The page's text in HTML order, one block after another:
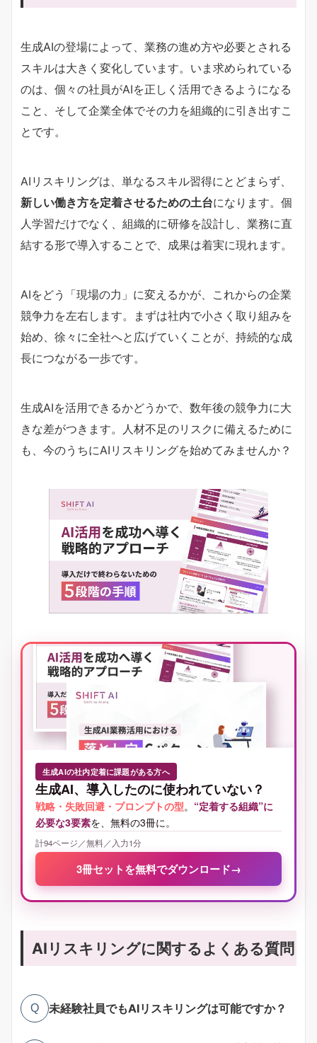
生成AIの登場によって、業務の進め方や必要とされる
スキルは大きく変化しています。いま求められている
のは、個々の社員がAIを正しく活用できるようになる
こと、そして企業全体でその力を組織的に引き出すこ
とです。
AIリスキリングは、単なるスキル習得にとどまらず、
新しい働き方を定着させるための土台になります。個
人学習だけでなく、組織的に研修を設計し、業務に直
結する形で導入することで、成果は着実に現れます。
AIをどう「現場の力」に変えるかが、これからの企業
競争力を左右します。まずは社内で小さく取り組みを
始め、徐々に全社へと広げていくことが、持続的な成
長につながる一歩です。
生成AIを活用できるかどうかで、数年後の競争力に大
きな差がつきます。人材不足のリスクに備えるために
も、今のうちにAIリスキリングを始めてみませんか？
生成AIの社内定着に課題がある方へ
生成AI、導入したのに使われていない？
戦略・失敗回避・プロンプトの型。 “定着する組織”に
必要な3要素を、無料の3冊に。
計94ページ／無料／入力1分
3冊セットを無料でダウンロード→
AIリスキリングに関するよくある質問
Q 未経験社員でもAIリスキリングは可能ですか？